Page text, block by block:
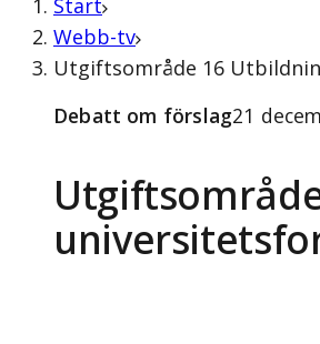
Start
Webb-tv
Utgiftsområde 16
Debatt om förslag21